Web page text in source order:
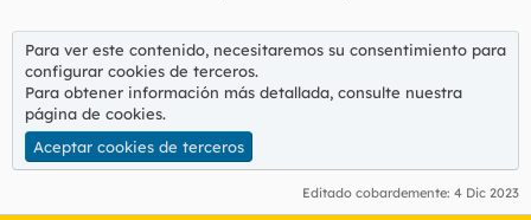
Para ver este contenido, necesitaremos su consentimiento para
configurar cookies de terceros.
Para obtener información más detallada, consulte nuestra
página de cookies.
Aceptar cookies de terceros
Editado cobardemente: 4 Dic 2023